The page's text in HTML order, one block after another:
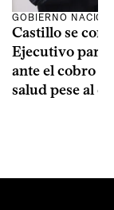
GOBIERNO
Castillo se
Ejecutivo para
ante el cobro
salud pese al